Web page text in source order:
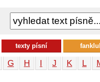
G H I J K L
texty písní